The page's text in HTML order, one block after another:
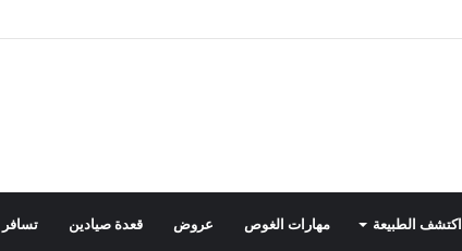
رئيس التحرير في وفاة والد زوجته
اكتشف الطبيعة مهارات الغوص عروض قعدة صيادين تسافر